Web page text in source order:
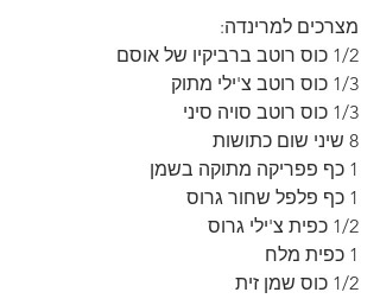
מצרכים למרינדה:
1/2 כוס רוטב ברביקיו של אוסם
1/3 כוס רוטב צ'ילי מתוק
1/3 כוס רוטב סויה סיני
8 שיני שום כתושות
1 כף פפריקה מתוקה בשמן
1 כף פלפל שחור גרוס
1/2 כפית צ'ילי גרוס
1 כפית מלח
1/2 כוס שמן זית